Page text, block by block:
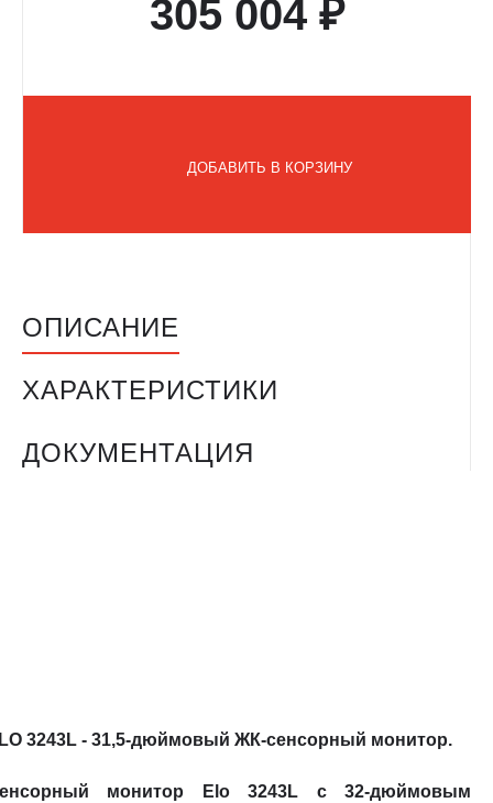
305 004 ₽
ДОБАВИТЬ В КОРЗИНУ
ОПИСАНИЕ
ХАРАКТЕРИСТИКИ
ДОКУМЕНТАЦИЯ
3243L - 31,5-дюймовый ЖК-сенсорный монитор.
монитор Elo 3243L с 32-дюймовым